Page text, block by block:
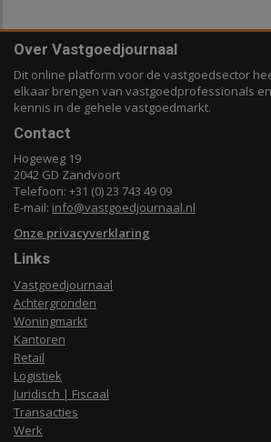
Over Vastgoedjournaal
Dit online platform voor de vastgoedsector
elkaar brengen van vastgoedprofessionals
kennis in de gehele vastgoedmarkt.
Contact
Hogeweg 19
2042 GD Zandvoort
Telefoon: +31 (0) 23 743 49 09
E-mail: info@vastgoedjournaal.nl
Onze privacyverklaring
Links
Vastgoedjournaal
Achtergronden
Woningmarkt
Kantoren
Retail
Logistiek
Juridisch | Fiscaal
Transacties
Werk